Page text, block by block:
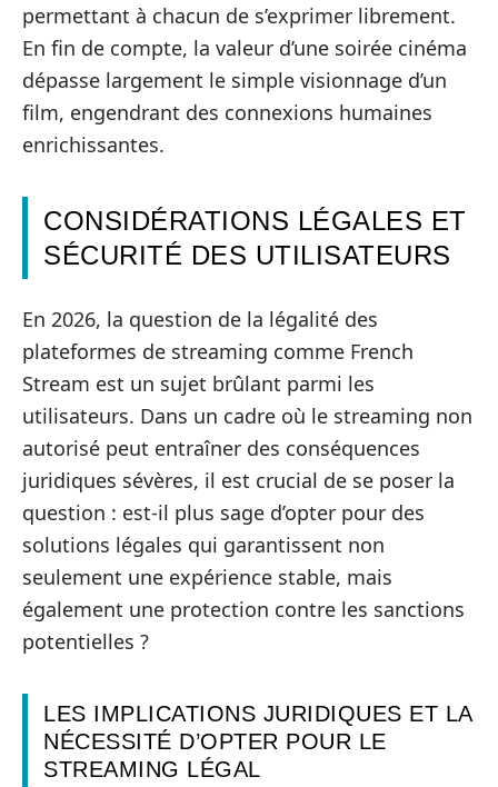
permettant à chacun de s’exprimer librement.
En fin de compte, la valeur d’une soirée cinéma
dépasse largement le simple visionnage d’un
film, engendrant des connexions humaines
enrichissantes.
CONSIDÉRATIONS LÉGALES ET
SÉCURITÉ DES UTILISATEURS
En 2026, la question de la légalité des
plateformes de streaming comme French
Stream est un sujet brûlant parmi les
utilisateurs. Dans un cadre où le streaming non
autorisé peut entraîner des conséquences
juridiques sévères, il est crucial de se poser la
question : est-il plus sage d’opter pour des
solutions légales qui garantissent non
seulement une expérience stable, mais
également une protection contre les sanctions
potentielles ?
LES IMPLICATIONS JURIDIQUES ET LA
NÉCESSITÉ D’OPTER POUR LE
STREAMING LÉGAL